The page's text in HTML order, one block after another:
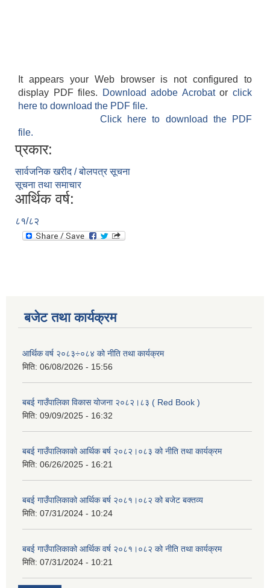
It appears your Web browser is not configured to
display PDF files.
Download adobe Acrobatorclick
here to download the PDF file.
Click here to download the PDF
file.
प्रकार:
सार्वजनिक खरीद / बोलपत्र सूचना
सूचना तथा समाचार
आर्थिक वर्ष:
८१/८२
बजेट तथा कार्यक्रम
आर्थिक वर्ष २०८३÷०८४ को नीति तथा कार्यक्रम
मिति: 06/08/2026 - 15:56
बबई गाउँपालिका विकास योजना २०८२।८३ ( Red Book )
मिति: 09/09/2025 - 16:32
बबई गाउँपालिकाको आर्थिक बर्ष २०८२।०८३ को नीति तथा कार्यक्रम
मिति: 06/26/2025 - 16:21
बबई गाउँपालिकाको आर्थिक बर्ष २०८१।०८२ को बजेट बक्तव्य
मिति: 07/31/2024 - 10:24
बबई गाउँपालिकाको आर्थिक वर्ष २०८१।०८२ को नीति तथा कार्यक्रम
मिति: 07/31/2024 - 10:21